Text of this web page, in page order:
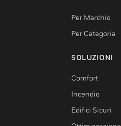
Per Marchio
Per Categoria
SOLUZIONI
Comfort
Incendio
Edifici Sicuri